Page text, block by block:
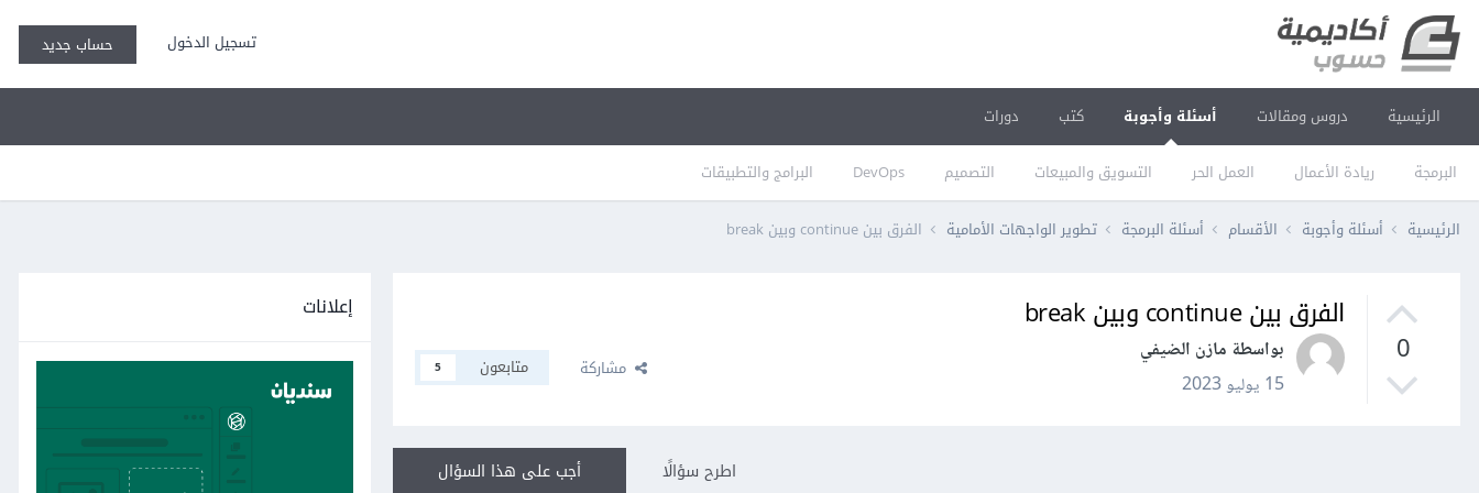
تسجيل الدخول حساب جديد
الرئيسية دروس ومقالات أسئلة وأجوبة
البرمجة ريادة الأعمال العمل الحر التسويق والمبيعات التصميم DevOps البرامج والتطبيقات
كتب دورات
الرئيسية أسئلة وأجوبة الأقسام أسئلة البرمجة تطوير الواجهات الأمامية الفرق بين continue وبين break
0
الفرق بين continue وبين break
بواسطة مازن الضيفي
15 يوليو 2023
مشاركة متابعون 5
أجب على هذا السؤال اطرح سؤالًا
إعلانات